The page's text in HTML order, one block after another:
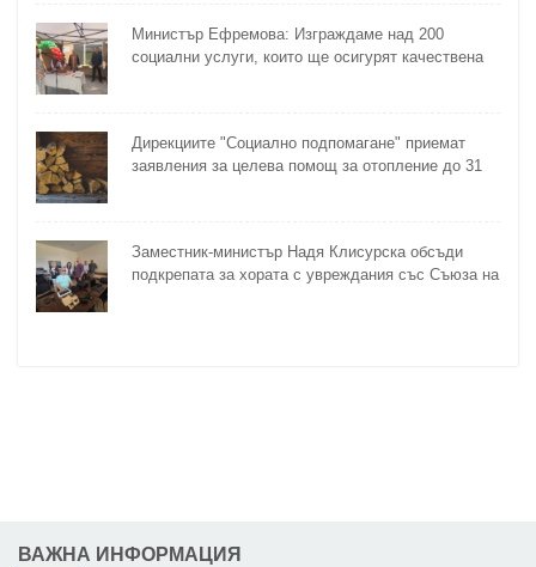
Министър Ефремова: Изграждаме над 200
социални услуги, които ще осигурят качествена
Дирекциите "Социално подпомагане" приемат
заявления за целева помощ за отопление до 31
Заместник-министър Надя Клисурска обсъди
подкрепата за хората с увреждания със Съюза на
ВАЖНА ИНФОРМАЦИЯ